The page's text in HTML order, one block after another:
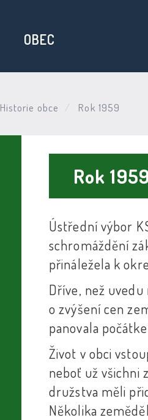
OBEC
Historie obce Rok 1959
Rok 1959
Ústřední výbor
schromáždění
přináležela k
Dříve, než
o zvýšení cen
panovala
Život v obci
neboť už všichni
družstva měli
Několika